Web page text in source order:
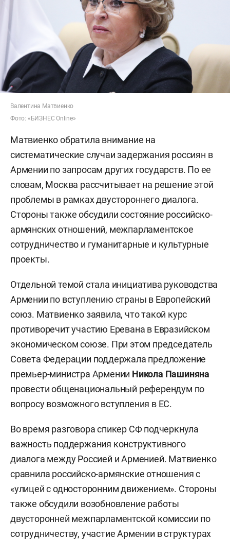
Валентина Матвиенко
Фото: «БИЗНЕС Online»
Матвиенко обратила внимание на
систематические случаи задержания россиян в
Армении по запросам других государств. По ее
словам, Москва рассчитывает на решение этой
проблемы в рамках двустороннего диалога.
Стороны также обсудили состояние российско-
армянских отношений, межпарламентское
сотрудничество и гуманитарные и культурные
проекты.
Отдельной темой стала инициатива руководства
Армении по вступлению страны в Европейский
союз. Матвиенко заявила, что такой курс
противоречит участию Еревана в Евразийском
экономическом союзе. При этом председатель
Совета Федерации поддержала предложение
премьер-министра Армении Никола Пашиняна
провести общенациональный референдум по
вопросу возможного вступления в ЕС.
Во время разговора спикер СФ подчеркнула
важность поддержания конструктивного
диалога между Россией и Арменией. Матвиенко
сравнила российско-армянские отношения с
«улицей с односторонним движением». Стороны
также обсудили возобновление работы
двусторонней межпарламентской комиссии по
сотрудничеству, участие Армении в структурах